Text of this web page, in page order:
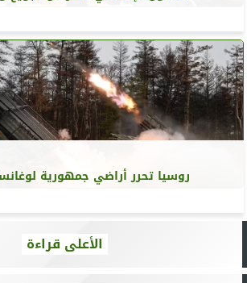
روسيا تحرر أراضي جمهورية
الأعلى قراءة